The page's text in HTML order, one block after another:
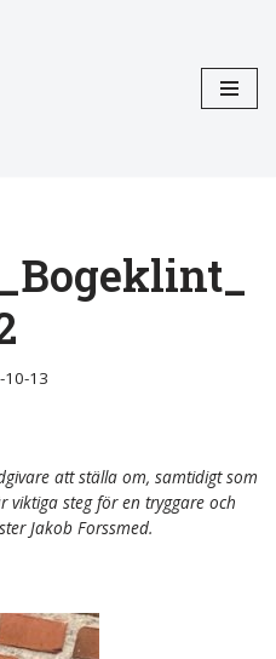
10-13
att ställa om, samtidigt som
viktiga steg för en tryggare och
Jakob Forssmed.